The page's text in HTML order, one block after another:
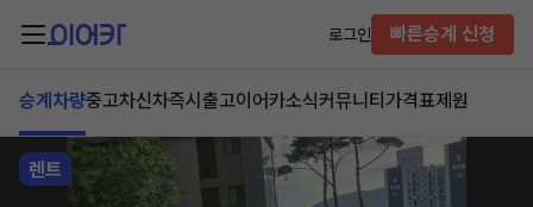
로그인 빠른승계 신청
승계차량중고차신차즉시출고이어카소식커뮤니티 가격표제원
렌트